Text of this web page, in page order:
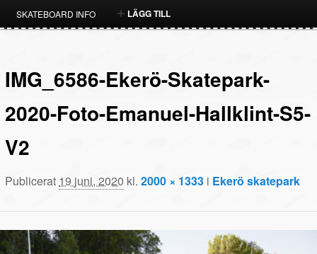
TILL
INNEHÅLL
TILL
INNEHÅLL
SKATEBOARD INFO LÄGG TILL
IMG_6586-Ekerö-Skatepark-
2020-Foto-Emanuel-Hallklint-S5-
V2
Publicerat 19 juni, 2020 kl.2000 × 1333 i Ekerö skatepark